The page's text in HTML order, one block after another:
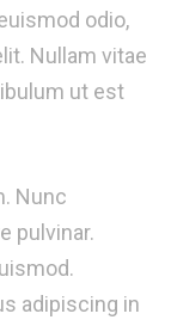
odio,
Nullam vitae
ut est
Nunc
pulvinar.
adipiscing in